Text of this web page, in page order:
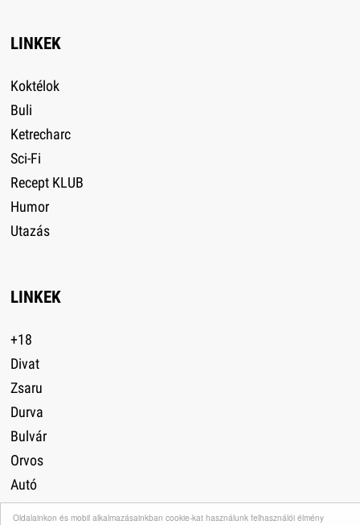
Oldalainkon és mobil alkalmazásainkban cookie-kat használunk felhasználói élmény
LINKEK
Koktélok
Buli
Ketrecharc
Sci-Fi
Recept KLUB
Humor
Utazás
LINKEK
+18
Divat
Zsaru
Durva
Bulvár
Orvos
Autó
Lefogyni